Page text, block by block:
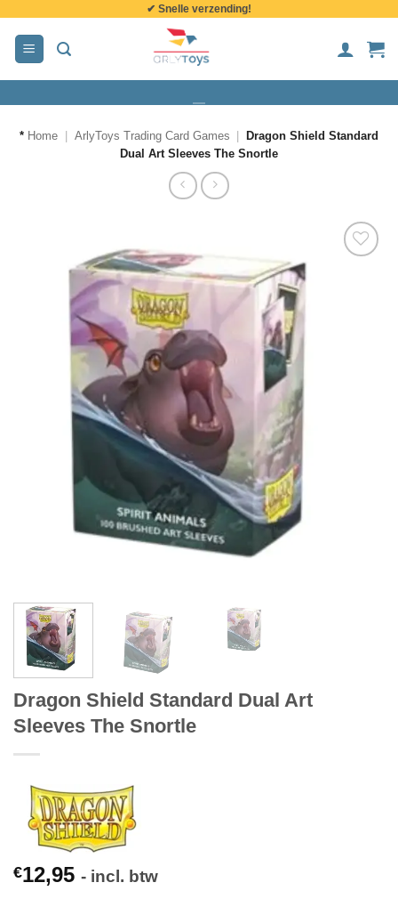
inhoud
✔ Snelle verzending!
* Home ArlyToys Trading Card Games
Dragon Shield Standard
Dual Art Sleeves The Snortle
Dragon Shield Standard Dual Art
Sleeves The Snortle
€12,95 - incl. btw